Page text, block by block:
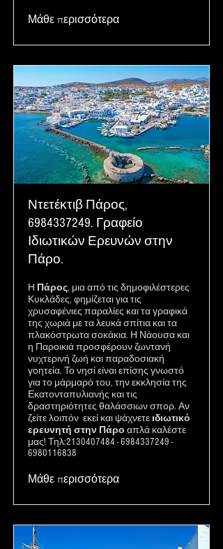
Μάθε περισσότερα
Ντετέκτιβ Πάρος,
6984337249. Γραφείο
Ιδιωτικών Ερευνών στην
Πάρο.
Η Πάρος, μια από τις δημοφιλέστερες
Κυκλάδες, φημίζεται για τις
χρυσαφένιες παραλίες και τα γραφικά
της χωριά με τα λευκά σπίτια και τα
πλακόστρωτα σοκάκια. Η Νάουσα και
η Παροικιά προσφέρουν ζωντανή
νυχτερινή ζωή και παραδοσιακή
γοητεία. Το νησί είναι επίσης γνωστό
για το μάρμαρό του, την εκκλησία της
Εκατονταπυλιανής και τις
δραστηριότητες θαλάσσιων σπορ. Αν
ζείτε λοιπόν εκεί και ψάχνετε ιδιωτικό
ερευνητή στην Πάρο απλά καλέστε
μας! Τηλ:2130407484 -6984337249 -
6980116838
Μάθε περισσότερα